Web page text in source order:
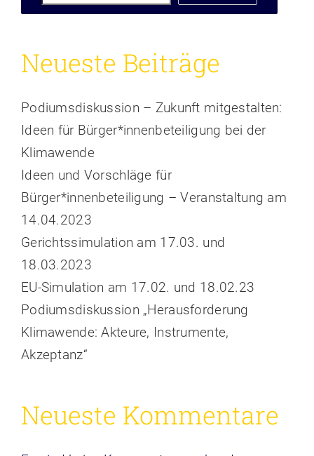
Neueste Beiträge
Podiumsdiskussion – Zukunft mitgestalten:
Ideen für Bürger*innenbeteiligung bei der
Klimawende
Ideen und Vorschläge für
Bürger*innenbeteiligung – Veranstaltung am
14.04.2023
Gerichtssimulation am 17.03. und
18.03.2023
EU-Simulation am 17.02. und 18.02.23
Podiumsdiskussion „Herausforderung
Klimawende: Akteure, Instrumente,
Akzeptanz“
Neueste Kommentare